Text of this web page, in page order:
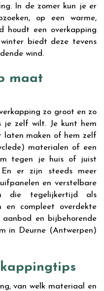
In de zomer kun je er
op een warme,
houdt een overkapping
biedt deze tevens
wind.
maat
zo groot en zo
je zelf wilt. Je kunt hem
laten maken of hem zelf
materialen of een
tegen je huis of juist
er zijn steeds meer
en verstelbare
die tegelijkertijd als
en compleet overdekte
en bijbehorende
in Deurne (Antwerpen)
van welk materiaal en